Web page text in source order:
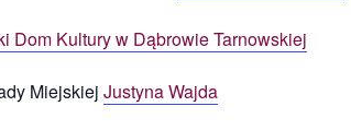
Dom Kultury w Dąbrowie Tarnowskiej
Miejskiej Justyna Wajda